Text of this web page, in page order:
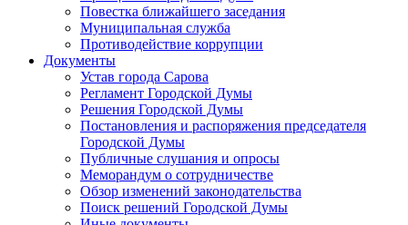
Повестка ближайшего заседания
Муниципальная служба
Противодействие коррупции
Документы
Устав города Сарова
Регламент Городской Думы
Решения Городской Думы
Постановления и распоряжения председателя
Городской Думы
Публичные слушания и опросы
Меморандум о сотрудничестве
Обзор изменений законодательства
Поиск решений Городской Думы